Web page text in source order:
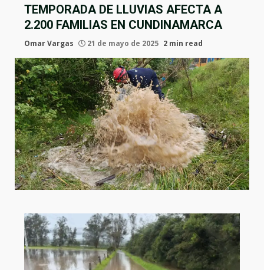
TEMPORADA DE LLUVIAS AFECTA A
2.200 FAMILIAS EN CUNDINAMARCA
Omar Vargas 21 de mayo de 2025 2 min read